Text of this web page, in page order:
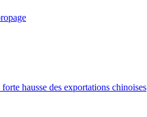
hausse des exportations chinoises